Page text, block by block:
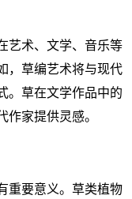
艺术、文学、音乐等
，草编艺术将与现代
。草在文学作品中的
作家提供灵感。
重要意义。草类植物